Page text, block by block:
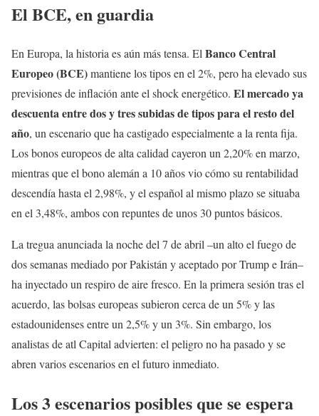
El BCE, en guardia
En Europa, la historia es aún más tensa. El Banco Central
Europeo (BCE)mantiene los tipos en el 2%, pero ha elevado sus
previsiones de inflación ante el shock energético. El mercado ya
descuenta entre dos y tres subidas de tipos para el resto del
año, un escenario que ha castigado especialmente a la renta fija.
Los bonos europeos de alta calidad cayeron un 2,20% en marzo,
mientras que el bono alemán a 10 años vio cómo su rentabilidad
descendía hasta el 2,98%, y el español al mismo plazo se situaba
en el 3,48%, ambos con repuntes de unos 30 puntos básicos.
La tregua anunciada la noche del 7 de abril –un alto el fuego de
dos semanas mediado por Pakistán y aceptado por Trump e Irán–
ha inyectado un respiro de aire fresco. En la primera sesión tras el
acuerdo, las bolsas europeas subieron cerca de un 5% y las
estadounidenses entre un 2,5% y un 3%. Sin embargo, los
analistas de atl Capital advierten: el peligro no ha pasado y se
abren varios escenarios en el futuro inmediato.
Los 3 escenarios posibles que se espera